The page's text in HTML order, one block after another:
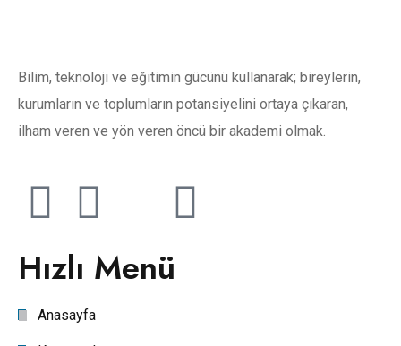
Bilim, teknoloji ve eğitimin gücünü kullanarak; bireylerin,
kurumların ve toplumların potansiyelini ortaya çıkaran,
ilham veren ve yön veren öncü bir akademi olmak.
Hızlı Menü
Anasayfa